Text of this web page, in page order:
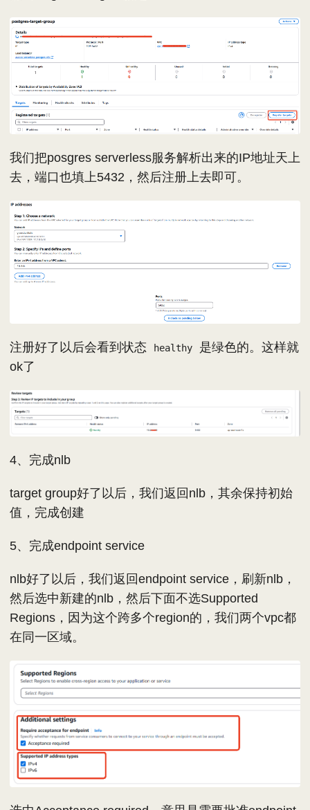
我们把posgres serverless服务解析出来的IP地址天上
去，端口也填上5432，然后注册上去即可。
注册好了以后会看到状态 healthy
是绿色的。这样就
ok了
4、完成nlb
target group好了以后，我们返回nlb，其余保持初始
值，完成创建
5、完成endpoint service
nlb好了以后，我们返回endpoint service，刷新nlb，
然后选中新建的nlb，然后下面不选Supported
Regions，因为这个跨多个region的，我们两个vpc都
在同一区域。